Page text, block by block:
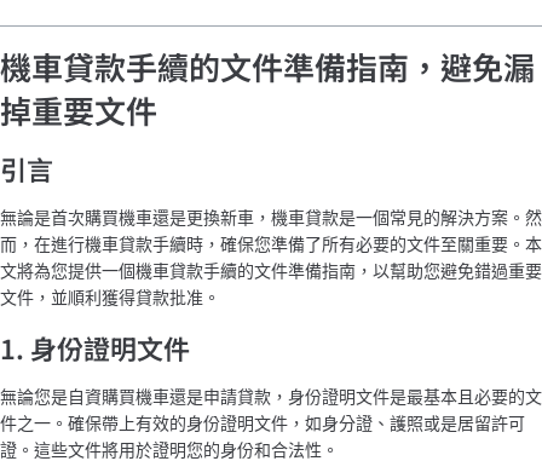
機車貸款手續的文件準備指南，避免漏
掉重要文件
引言
無論是首次購買機車還是更換新車，機車貸款是一個常見的解決方案。然
而，在進行機車貸款手續時，確保您準備了所有必要的文件至關重要。本
文將為您提供一個機車貸款手續的文件準備指南，以幫助您避免錯過重要
文件，並順利獲得貸款批准。
1. 身份證明文件
無論您是自資購買機車還是申請貸款，身份證明文件是最基本且必要的文
件之一。確保帶上有效的身份證明文件，如身分證、護照或是居留許可
證。這些文件將用於證明您的身份和合法性。